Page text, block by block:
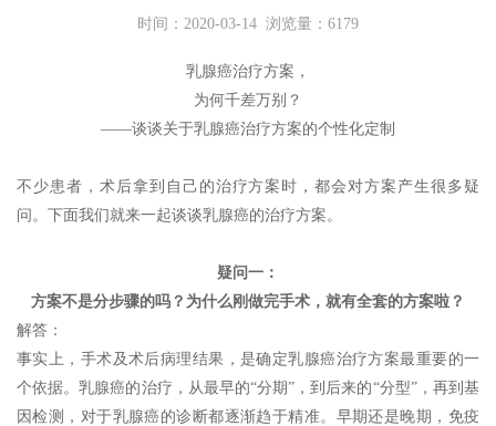
时间：2020-03-14 浏览量：6179
乳腺癌治疗方案，
为何千差万别？
——谈谈关于乳腺癌治疗方案的个性化定制
不少患者，术后拿到自己的治疗方案时，都会对方案产生很多疑
问。下面我们就来一起谈谈乳腺癌的治疗方案。
疑问一：
方案不是分步骤的吗？为什么刚做完手术，就有全套的方案啦？
解答：
事实上，手术及术后病理结果，是确定乳腺癌治疗方案最重要的一
个依据。乳腺癌的治疗，从最早的“分期”，到后来的“分型”，再到基
因检测，对于乳腺癌的诊断都逐渐趋于精准。早期还是晚期，免疫